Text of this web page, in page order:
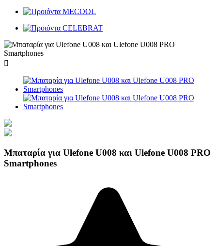

Μπαταρία για Ulefone U008 και Ulefone U008 PRO
Smartphones